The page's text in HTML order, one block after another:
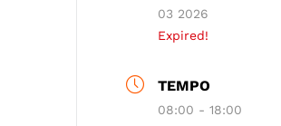
03 2026
Expired!
TEMPO
08:00 - 18:00